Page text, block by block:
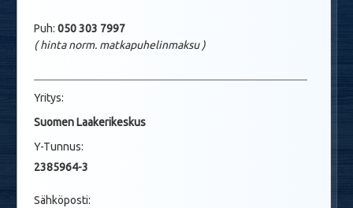
Puh: 050 303 7997
( hinta norm. matkapuhelinmaksu)
Yritys:
Suomen Laakerikeskus
Y-Tunnus:
2385964-3
Sähköposti: